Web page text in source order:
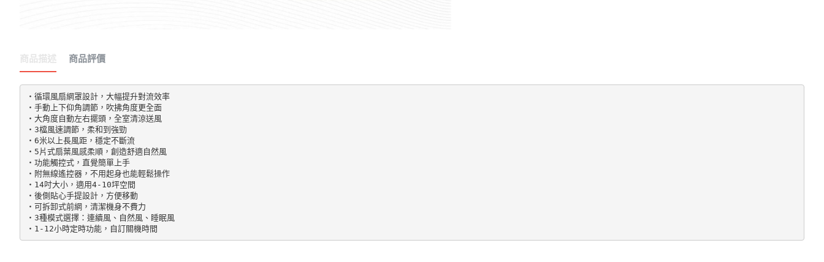
商品描述 商品評價
‧循環風扇網罩設計，大幅提升對流效率
‧手動上下仰角調節，吹拂角度更全面
‧大角度自動左右擺頭，全室清涼送風
‧3檔風速調節，柔和到強勁
‧6米以上長風距，穩定不斷流
‧5片式扇葉風感柔順，創造舒適自然風
‧功能觸控式，直覺簡單上手
‧附無線遙控器，不用起身也能輕鬆操作
‧14吋大小，適用4-10坪空間
‧後側貼心手提設計，方便移動
‧可拆卸式前網，清潔機身不費力
‧3種模式選擇：連續風、自然風、睡眠風